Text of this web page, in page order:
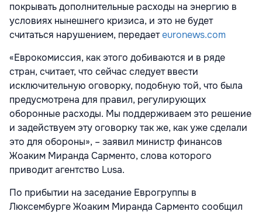
покрывать дополнительные расходы на энергию в
условиях нынешнего кризиса, и это не будет
считаться нарушением, передаетeuronews.com
«Еврокомиссия, как этого добиваются и в ряде
стран, считает, что сейчас следует ввести
исключительную оговорку, подобную той, что была
предусмотрена для правил, регулирующих
оборонные расходы. Мы поддерживаем это решение
и задействуем эту оговорку так же, как уже сделали
это для обороны», – заявил министр финансов
Жоаким Миранда Сарменто, слова которого
приводит агентство Lusa.
По прибытии на заседание Еврогруппы в
Люксембурге Жоаким Миранда Сарменто сообщил